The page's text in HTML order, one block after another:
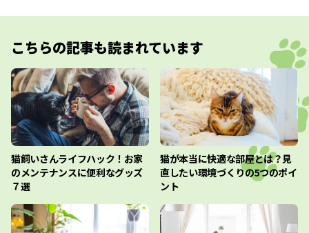
こちらの記事も読まれています
猫飼いさんライフハック！お家
のメンテナンスに便利なグッズ
７選
猫が本当に快適な部屋とは？見
直したい環境づくりの5つのポイ
ント